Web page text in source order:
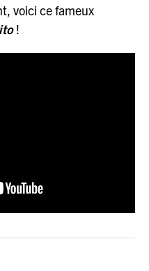
voici ce fameux
!